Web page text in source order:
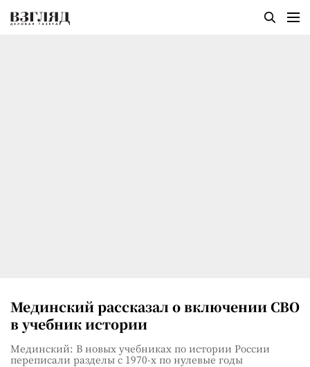
Мединский рассказал о включении СВО
в учебник истории
Мединский: В новых учебниках по истории России
переписали разделы с 1970-х по нулевые годы